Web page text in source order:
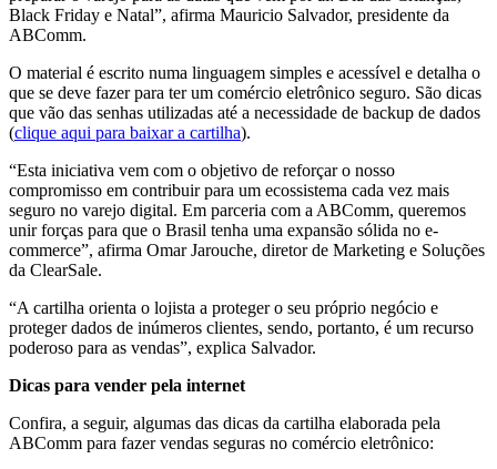
Black Friday e Natal”, afirma Mauricio Salvador, presidente da
ABComm.
O material é escrito numa linguagem simples e acessível e detalha o
que se deve fazer para ter um comércio eletrônico seguro. São dicas
que vão das senhas utilizadas até a necessidade de backup de dados
(clique aqui para baixar a cartilha).
“Esta iniciativa vem com o objetivo de reforçar o nosso
compromisso em contribuir para um ecossistema cada vez mais
seguro no varejo digital. Em parceria com a ABComm, queremos
unir forças para que o Brasil tenha uma expansão sólida no e-
commerce”, afirma Omar Jarouche, diretor de Marketing e Soluções
da ClearSale.
“A cartilha orienta o lojista a proteger o seu próprio negócio e
proteger dados de inúmeros clientes, sendo, portanto, é um recurso
poderoso para as vendas”, explica Salvador.
Dicas para vender pela internet
Confira, a seguir, algumas das dicas da cartilha elaborada pela
ABComm para fazer vendas seguras no comércio eletrônico: